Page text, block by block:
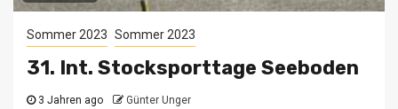
Sommer 2023 Sommer 2023
31. Int. Stocksporttage Seeboden
3 Jahren ago Günter Unger